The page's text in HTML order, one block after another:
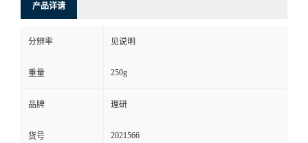
系
产品详请
分辨率 见说明
重量 250g
品牌 理研
货号 2021566